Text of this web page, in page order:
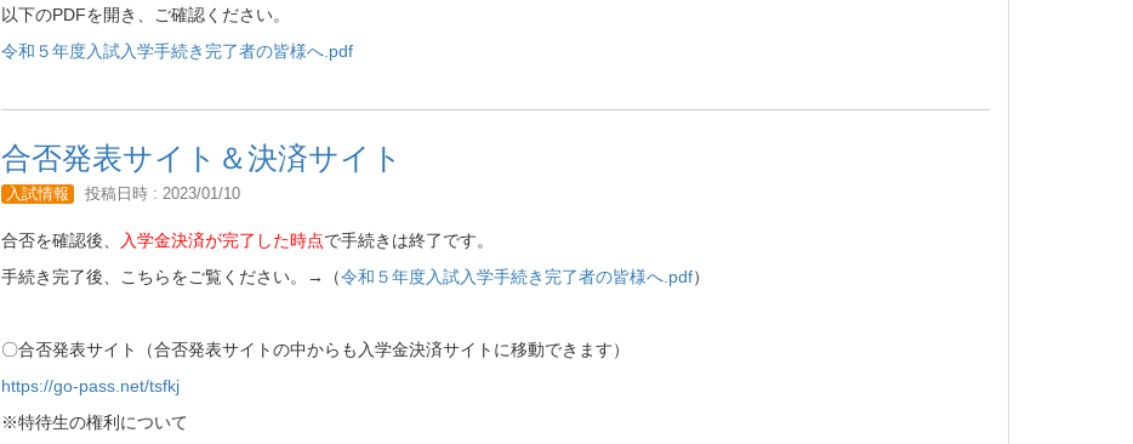
以下のPDFを開き、ご確認ください。
令和５年度入試入学手続き完了者の皆様へ.pdf
合否発表サイト＆決済サイト
入試情報 投稿日時 : 2023/01/10
合否を確認後、 入学金決済が完了した時点で手続きは終了です。
手続き完了後、こちらをご覧ください。→（令和５年度入試入学手続き完了者の皆様へ.pdf）
〇合否発表サイト（合否発表サイトの中からも入学金決済サイトに移動できます）
https://go-pass.net/tsfkj
※特待生の権利について